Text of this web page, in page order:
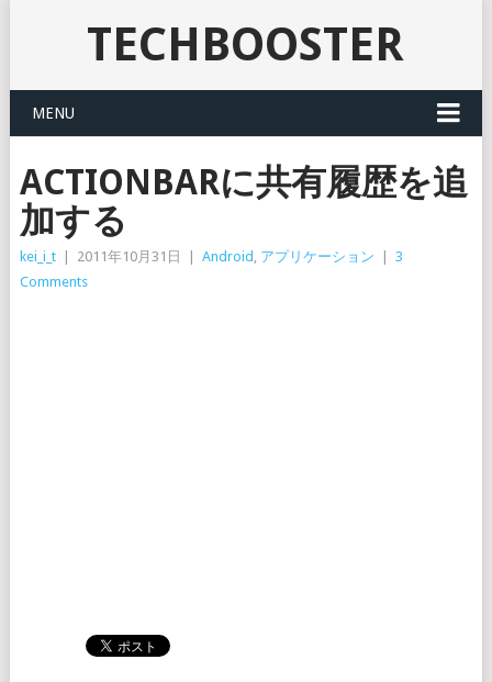
TECHBOOSTER
MENU
ACTIONBARに共有履歴を追
加する
kei_i_t 2011年10月31日 Android , アプリケーション
3
Comments